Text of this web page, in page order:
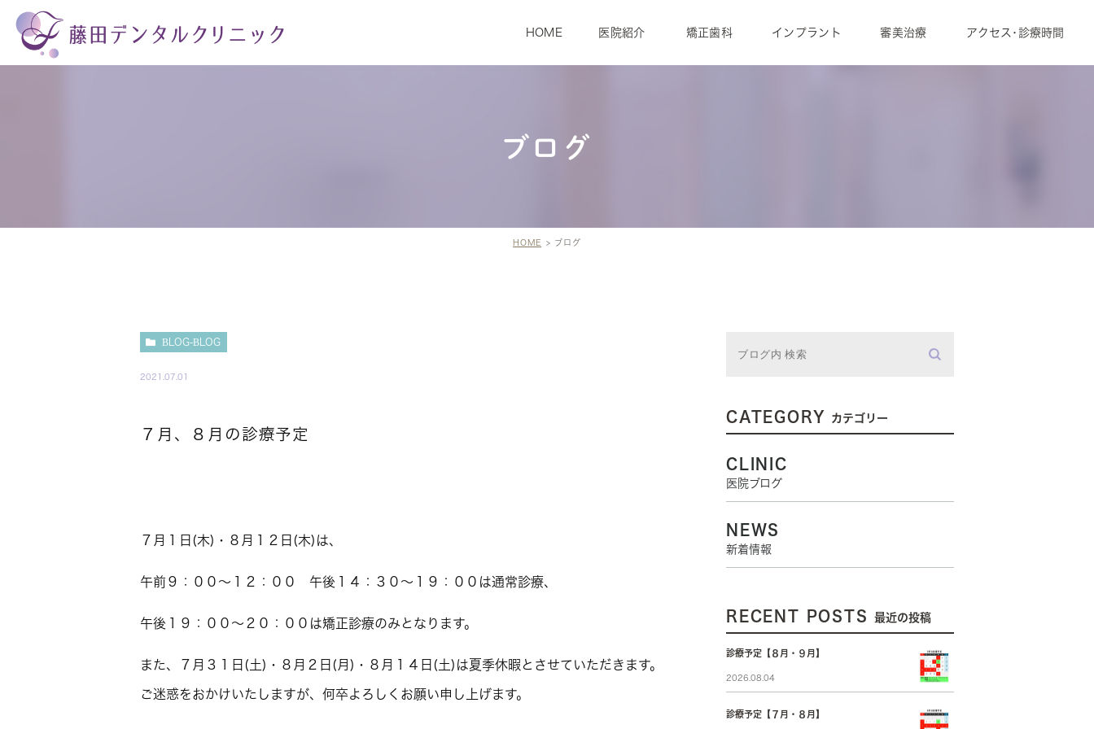
HOME 医院紹介
最善な検査・診断のために
矯正歯科 インプラント 審美治療 アクセス･診療時間
ブログ
HOME ブログ
BLOG-BLOG
2021.07.01
７月、８月の診療予定
７月１日(木)・８月１２日(木)は、
午前９：００〜１２：００ 午後１４：３０〜１９：００は通常診療、
午後１９：００〜２０：００は矯正診療のみとなります。
また、 ７月３１日(土)・８月２日(月)・８月１４日(土)は夏季休暇 とさせていただきます。
ご迷惑をおかけいたしますが、何卒よろしくお願い申し上げます。
CATEGORY カテゴリー
CLINIC
医院ブログ
NEWS
新着情報
RECENT POSTS 最近の投稿
診療予定【８月・９月】
2026.08.04
診療予定【７月・８月】